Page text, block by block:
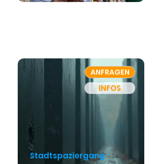
ANFRAGEN
INFOS
Stadtspaziergang